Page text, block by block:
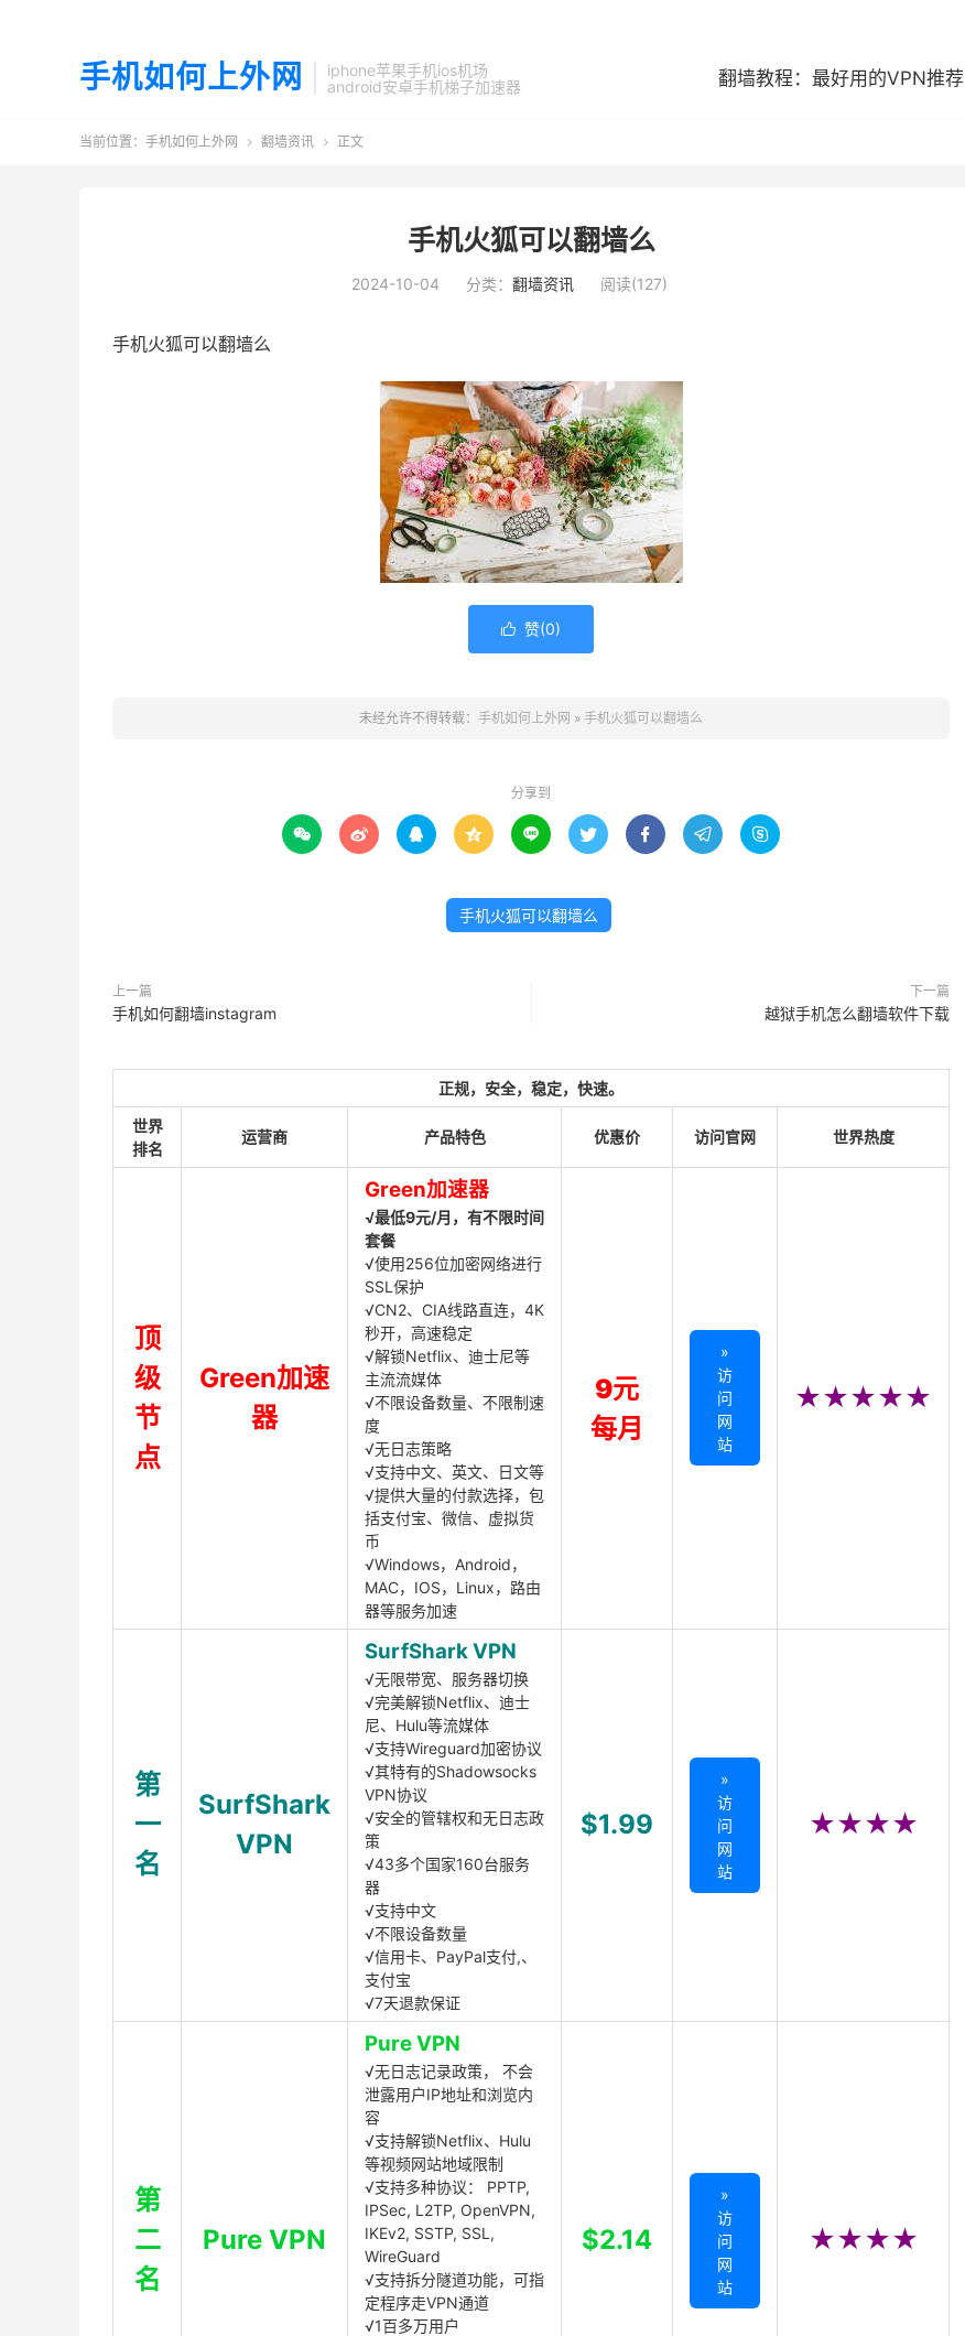
手机如何上外网
iphone苹果手机ios机场
android安卓手机梯子加速器
翻墙教程：最好用的VPN推荐
当前位置： 手机如何上外网  翻墙资讯  正文
手机火狐可以翻墙么
2024-10-04 分类： 翻墙资讯 阅读(127)
手机火狐可以翻墙么
 赞(0)
未经允许不得转载： 手机如何上外网 » 手机火狐可以翻墙么
分享到
        
手机火狐可以翻墙么
上一篇
手机如何翻墙instagram
下一篇
越狱手机怎么翻墙软件下载
正规，安全，稳定，快速。
世界
排名
运营商 产品特色 优惠价 访问官网 世界热度
顶
级
节
点
Green加速
器
Green加速器
√最低9元/月，有不限时间
套餐
√使用256位加密网络进行
SSL保护
√CN2、CIA线路直连，4K
秒开，高速稳定
√解锁Netflix、迪士尼等
主流流媒体
√不限设备数量、不限制速
度
√无日志策略
√支持中文、英文、日文等
√提供大量的付款选择，包
括支付宝、微信、虚拟货
币
√Windows，Android，
MAC，IOS，Linux，路由
器等服务加速
9元
每月
»
访
问
网
站
★★★★★
第
一
名
SurfShark
VPN
SurfShark VPN
√无限带宽、服务器切换
√完美解锁Netflix、迪士
尼、Hulu等流媒体
√支持Wireguard加密协议
√其特有的Shadowsocks
VPN协议
√安全的管辖权和无日志政
策
√43多个国家160台服务
器
√支持中文
√不限设备数量
√信用卡、PayPal支付,、
支付宝
√7天退款保证
$1.99
»
访
问
网
站
★★★★
第
二
名
Pure VPN
Pure VPN
√无日志记录政策， 不会
泄露用户IP地址和浏览内
容
√支持解锁Netflix、Hulu
等视频网站地域限制
√支持多种协议： PPTP,
IPSec, L2TP, OpenVPN,
IKEv2, SSTP, SSL,
WireGuard
√支持拆分隧道功能，可指
定程序走VPN通道
√1百多万用户
$2.14
»
访
问
网
站
★★★★